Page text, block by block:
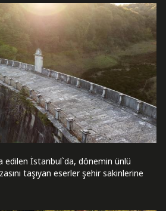
edilen İstanbul`da, dönemin ünlü
taşıyan eserler şehir sakinlerine